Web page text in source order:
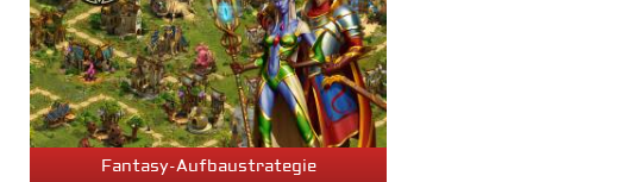
Fantasy-Aufbaustrategie